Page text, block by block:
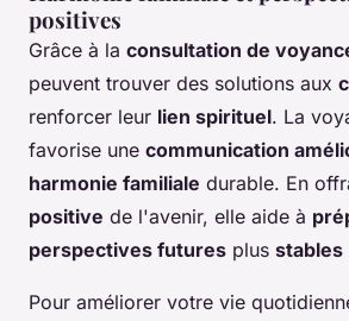
positives
Grâce à la consultation de
peuvent trouver des solutions aux
renforcer leur lien spirituel. La
favorise une communication
harmonie familiale durable. En
positive de l'avenir, elle aide à
perspectives futures plus stables
Pour améliorer votre vie